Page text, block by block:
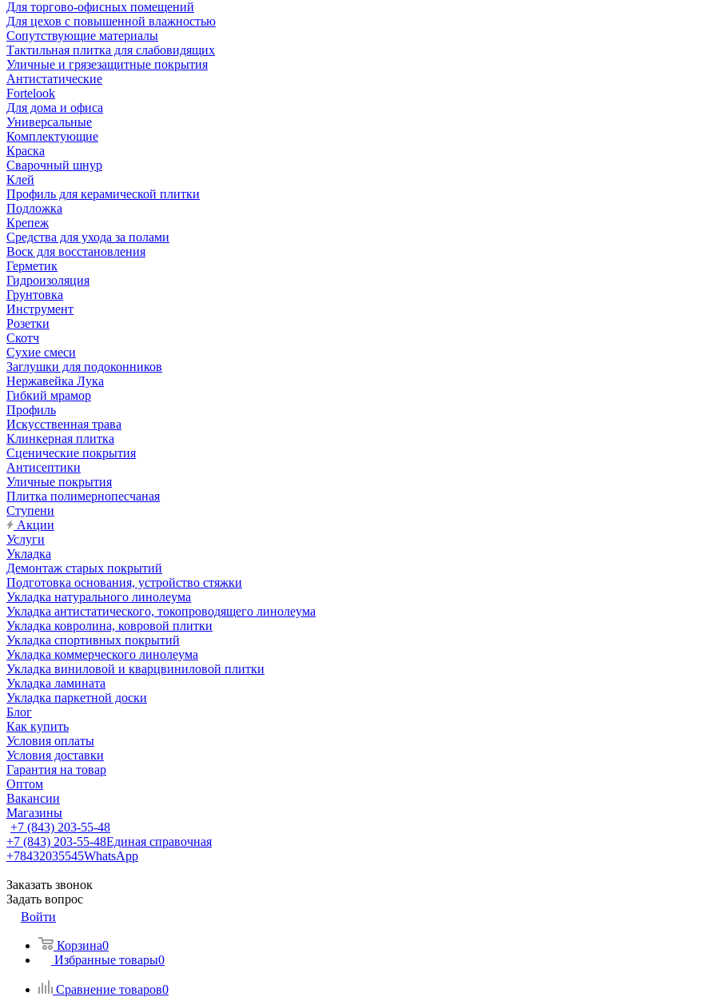
Для торгово-офисных помещений
Для цехов с повышенной влажностью
Сопутствующие материалы
Тактильная плитка для слабовидящих
Уличные и грязезащитные покрытия
Антистатические
Fortelook
Для дома и офиса
Универсальные
Комплектующие
Краска
Сварочный шнур
Клей
Профиль для керамической плитки
Подложка
Крепеж
Средства для ухода за полами
Воск для восстановления
Герметик
Гидроизоляция
Грунтовка
Инструмент
Розетки
Скотч
Сухие смеси
Заглушки для подоконников
Нержавейка Лука
Гибкий мрамор
Профиль
Искусственная трава
Клинкерная плитка
Сценические покрытия
Антисептики
Уличные покрытия
Плитка полимернопесчаная
Ступени
Акции
Услуги
Укладка
Демонтаж старых покрытий
Подготовка основания, устройство стяжки
Укладка натурального линолеума
Укладка антистатического, токопроводящего линолеума
Укладка ковролина, ковровой плитки
Укладка спортивных покрытий
Укладка коммерческого линолеума
Укладка виниловой и кварцвиниловой плитки
Укладка ламината
Укладка паркетной доски
Блог
Как купить
Условия оплаты
Условия доставки
Гарантия на товар
Оптом
Вакансии
Магазины
+7 (843) 203-55-48
+7 (843) 203-55-48Единая справочная
+78432035545WhatsApp
Заказать звонок
Задать вопрос
Войти
Корзина0
Избранные товары0
Сравнение товаров0